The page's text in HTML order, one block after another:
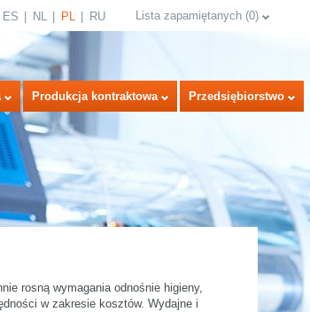
ES NL PL RU Lista zapamiętanych (0)
Produkcja kontraktowa Przedsiębiorstwo
rosną wymagania odnośnie higieny,
w zakresie kosztów. Wydajne i